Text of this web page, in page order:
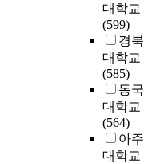
대학교
(599)
경북
대학교
(585)
동국
대학교
(564)
아주
대학교